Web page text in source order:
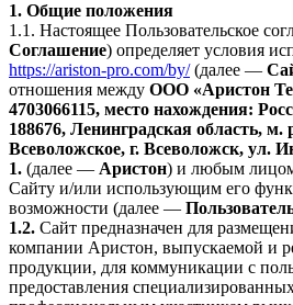
1. Общие положения
1.1. Настоящее Пользовательское
Соглашение) определяет условия
https://ariston-pro.com/by/(далее —
отношения между ООО «Аристон
4703066115, место нахождения:
188676, Ленинградская область, м.
Всеволожское, г. Всеволожск, ул.
1. (далее — Аристон) и любым
Сайту и/или использующим его
возможности (далее —
1.2. Сайт предназначен для
компании Аристон, выпускаемой и
продукции, для коммуникации с
предоставления